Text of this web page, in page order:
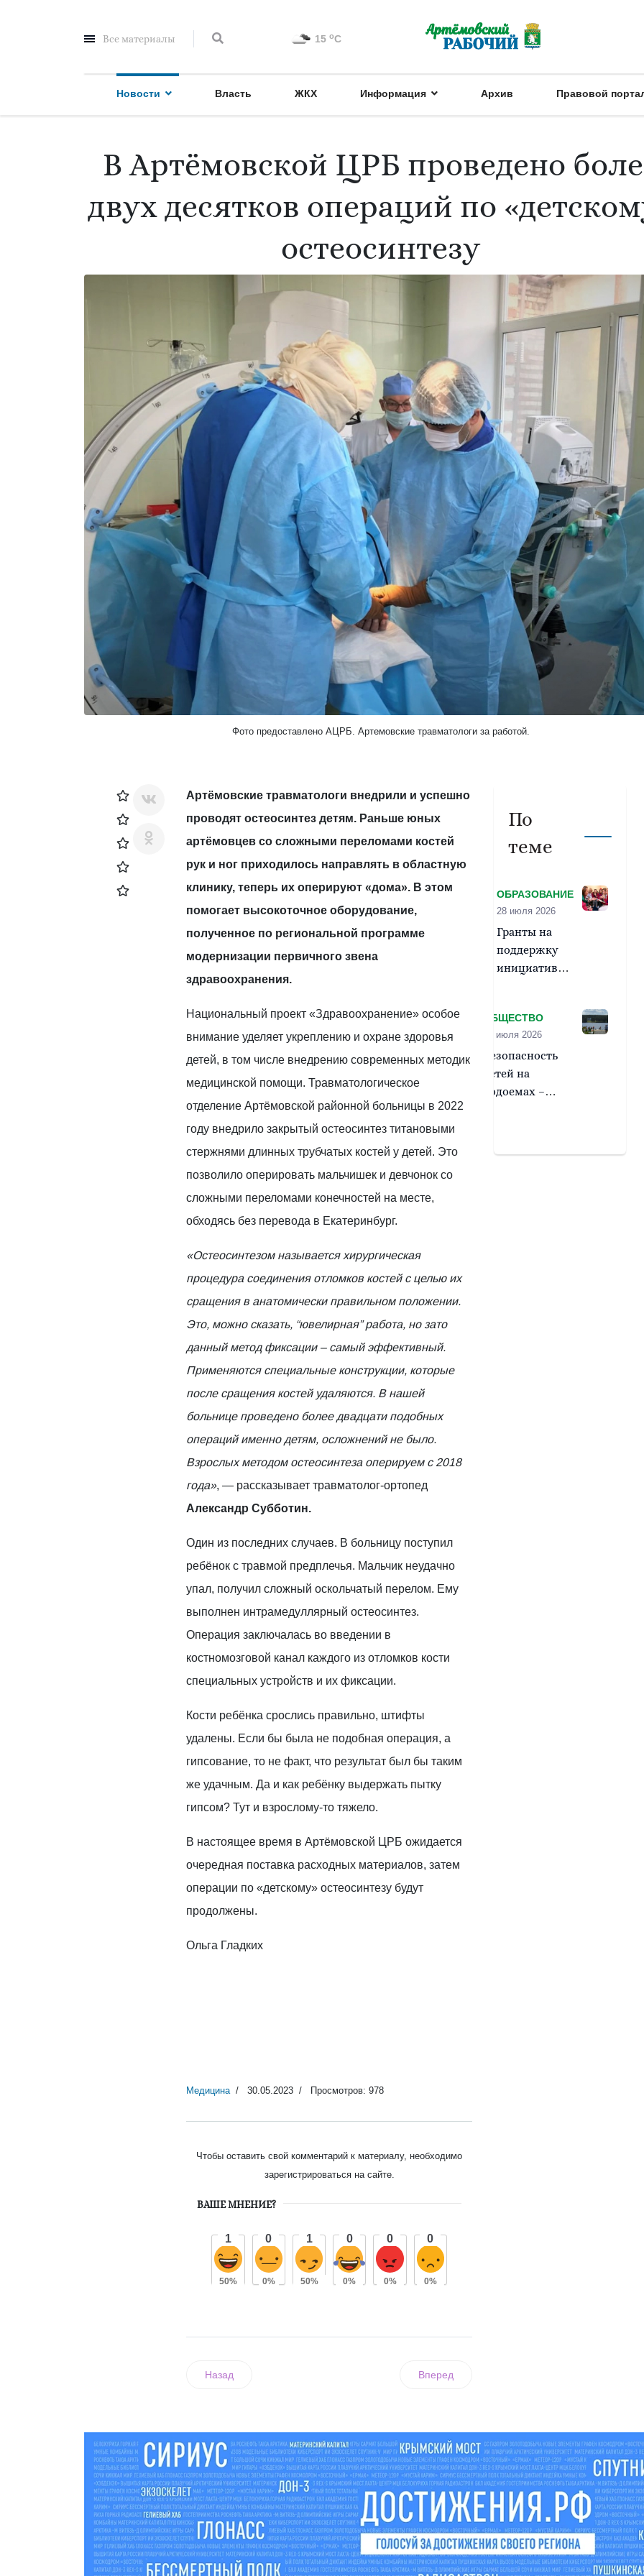
Все материалы 15 oC
Новости Власть ЖКХ Информация Архив Правовой
В Артёмовской ЦРБ проведено
двух десятков операций по
остеосинтезу
Фото предоставлено АЦРБ. Артемовские травматологи за работой.
Артёмовские травматологи внедрили и успешно
проводят остеосинтез детям. Раньше юных
артёмовцев со сложными переломами костей
рук и ног приходилось направлять в областную
клинику, теперь их оперируют «дома». В этом
помогает высокоточное оборудование,
полученное по региональной программе
модернизации первичного звена
здравоохранения.
Национальный проект «Здравоохранение» особое
внимание уделяет укреплению и охране здоровья
детей, в том числе внедрению современных методик
медицинской помощи. Травматологическое
отделение Артёмовской районной больницы в 2022
году внедрило закрытый остеосинтез титановыми
стержнями длинных трубчатых костей у детей. Это
позволило оперировать мальчишек и девчонок со
сложными переломами конечностей на месте,
обходясь без перевода в Екатеринбург.
«Остеосинтезом называется хирургическая
процедура соединения отломков костей с целью их
сращения в анатомически правильном положении.
Это, можно сказать, “ювелирная” работа, но зато
данный метод фиксации – самый эффективный.
Применяются специальные конструкции, которые
после сращения костей удаляются. В нашей
больнице проведено более двадцати подобных
операций именно детям, осложнений не было.
Взрослых методом остеосинтеза оперируем с 2018
года», — рассказывает травматолог-ортопед
Александр Субботин.
Один из последних случаев. В больницу поступил
ребёнок с травмой предплечья. Мальчик неудачно
упал, получил сложный оскольчатый перелом. Ему
выполнен интрамедуллярный остеосинтез.
Операция заключалась во введении в
костномозговой канал каждого из отломков кости
специальных устройств и их фиксации.
Кости ребёнка срослись правильно, штифты
удалены. Если бы была не подобная операция, а
гипсование, то не факт, что результат был бы таким
же удачным. Да и как ребёнку выдержать пытку
гипсом? Тут и взрослому-то тяжело.
В настоящее время в Артёмовской ЦРБ ожидается
очередная поставка расходных материалов, затем
операции по «детскому» остеосинтезу будут
продолжены.
Ольга Гладких
Медицина 30.05.2023 Просмотров: 978
Чтобы оставить свой комментарий к материалу, необходимо
зарегистрироваться на сайте.
ВАШЕ МНЕНИЕ?
1
50%
0
0%
1
50%
0
0%
0
0%
0
0%
Назад Вперед
По
теме
ОБРАЗОВАНИЕ
28 июля 2026
Гранты на
поддержку
инициатив
получат 14
проектов
Свердловской
области
ОБЩЕСТВО
08 июля 2026
Безопасность
детей на
водоемах –